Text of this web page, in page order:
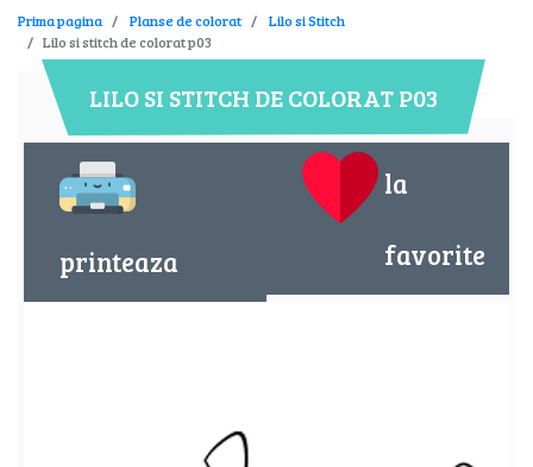
Prima pagina Planse de colorat
Lilo si Stitch
Lilo si stitch de colorat p03
LILO SI STITCH DE COLORAT P03
printeaza
la
favorite